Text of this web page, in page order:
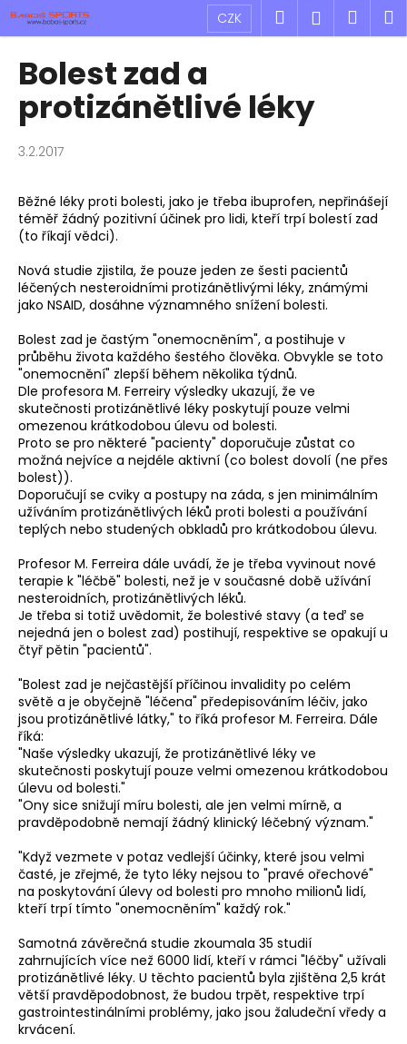
Přejít
obsah
CZK Hledat
Bolest zad a
protizánětlivé léky
3.2.2017
Běžné léky proti bolesti, jako je třeba ibuprofen, nepřinášejí
téměř žádný pozitivní účinek pro lidi, kteří trpí bolestí zad
(to říkají vědci).
Nová studie zjistila, že pouze jeden ze šesti pacientů
léčených nesteroidními protizánětlivými léky, známými
jako NSAID, dosáhne významného snížení bolesti.
Bolest zad je častým "onemocněním", a postihuje v
průběhu života každého šestého člověka. Obvykle se toto
"onemocnění" zlepší během několika týdnů.
Dle profesora M. Ferreiry výsledky ukazují, že ve
skutečnosti protizánětlivé léky poskytují pouze velmi
omezenou krátkodobou úlevu od bolesti.
Proto se pro některé "pacienty" doporučuje zůstat co
možná nejvíce a nejdéle aktivní (co bolest dovolí (ne přes
bolest)).
Doporučují se cviky a postupy na záda, s jen minimálním
užíváním protizánětlivých léků proti bolesti a používání
teplých nebo studených obkladů pro krátkodobou úlevu.
Profesor M. Ferreira dále uvádí, že je třeba vyvinout nové
terapie k "léčbě" bolesti, než je v současné době užívání
nesteroidních, protizánětlivých léků.
Je třeba si totiž uvědomit, že bolestivé stavy (a teď se
nejedná jen o bolest zad) postihují, respektive se opakují u
čtyř pětin "pacientů".
"Bolest zad je nejčastější příčinou invalidity po celém
světě a je obyčejně "léčena" předepisováním léčiv, jako
jsou protizánětlivé látky," to říká profesor M. Ferreira. Dále
říká:
"Naše výsledky ukazují, že protizánětlivé léky ve
skutečnosti poskytují pouze velmi omezenou krátkodobou
úlevu od bolesti."
"Ony sice snižují míru bolesti, ale jen velmi mírně, a
pravděpodobně nemají žádný klinický léčebný význam."
"Když vezmete v potaz vedlejší účinky, které jsou velmi
časté, je zřejmé, že tyto léky nejsou to "pravé ořechové"
na poskytování úlevy od bolesti pro mnoho milionů lidí,
kteří trpí tímto "onemocněním" každý rok."
Samotná závěrečná studie zkoumala 35 studií
zahrnujících více než 6000 lidí, kteří v rámci "léčby" užívali
protizánětlivé léky. U těchto pacientů byla zjištěna 2,5 krát
větší pravděpodobnost, že budou trpět, respektive trpí
gastrointestinálními problémy, jako jsou žaludeční vředy a
krvácení.
K
o
C
o
p
t
ř
e
b
u
j
e
t
e
n
a
j
í
t
?
HLEDAT
D
o
p
o
r
u
č
u
j
e
m
e
BĚŽECKÉ
RUKAVICE
RONHILL
CLASSIC
GLOVE